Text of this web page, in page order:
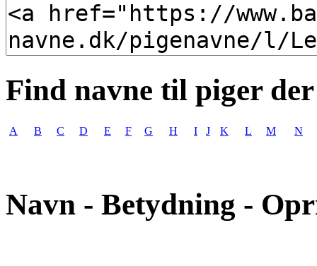
Find navne til piger
A B C D E F G H I J K L M N
Navn - Betydning -